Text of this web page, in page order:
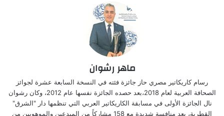
ماهر رشوان
رسام كاريكاتير مصري حاز جائزة فئته في النسخة السابعة عشرة لجوائز
الصحافة العربية لعام 2018،بعد حصده الجائزة نفسها عام 2012، وكان رشوان
نال الجائزة الأولى في مسابقة الكاريكاتير العربي التي تنظمها دار "الشرق"
القطرية، بعد منافسة شديدة مع 158 مشاركاً من المبدعين والموهوبين من